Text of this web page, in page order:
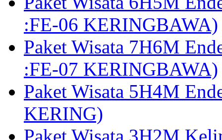
:FE-06 KERINGBAWA)
Paket Wisata 7H6M
:FE-07 KERINGBAWA)
Paket Wisata 5H4M
KERING)